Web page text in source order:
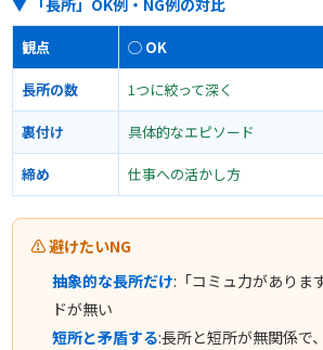
▼ 「長所」OK例・NG例の対比
観点 ◯ OK
長所の数 1つに絞って深く
裏付け 具体的なエピソード
締め 仕事への活かし方
⚠ 避けたいNG
抽象的な長所だけ:「コミュ力がありま
ドが無い
短所と矛盾する:長所と短所が無関係で